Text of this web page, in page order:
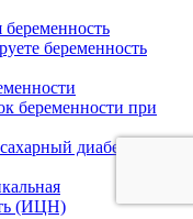
беременность
беременности при
диабет при
(ИЦН)